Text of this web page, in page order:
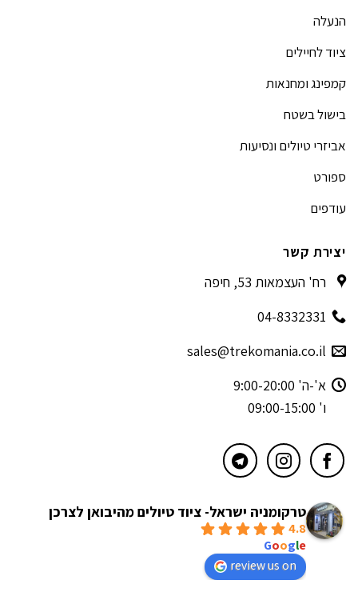
הנעלה
ציוד לחיילים
קמפינג ומחנאות
בישול בשטח
אביזרי טיולים ונסיעות
ספורט
עודפים
יצירת קשר
רח' העצמאות 53, חיפה
04-8332331
sales@trekomania.co.il
א'-ה' 9:00-20:00
ו' 09:00-15:00
טרקומניה ישראל- ציוד טיולים מהיבואן לצרכן
4.8
Google
review us on